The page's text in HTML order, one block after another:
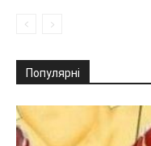
Популярні